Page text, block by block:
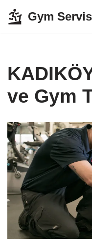
İçeriğe
Gym
ve Gym